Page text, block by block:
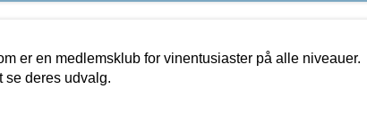
er en medlemsklub for vinentusiaster på alle niveauer.
se deres udvalg.